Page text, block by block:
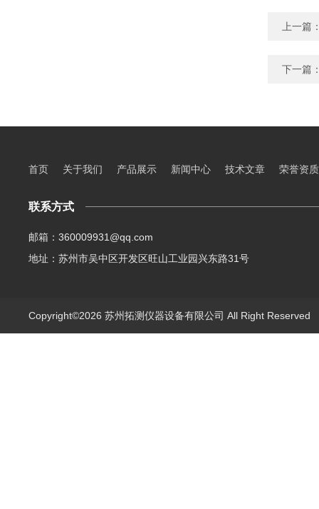
上一篇
下一篇
首页 关于我们 产品展示 新闻中心 技术文章 荣誉资质
联系方式
邮箱：360009931@qq.com
地址：苏州市吴中区开发区旺山工业园兴东路31号
Copyright©2026 苏州拓测仪器设备有限公司 All Right